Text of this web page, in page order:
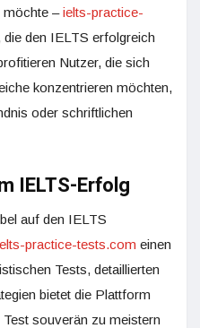
möchte –ielts-practice-
die den IELTS erfolgreich
Nutzer, die sich
konzentrieren möchten,
oder schriftlichen
IELTS-Erfolg
auf den IELTS
practice-tests.com einen
Tests, detaillierten
bietet die Plattform
souverän zu meistern